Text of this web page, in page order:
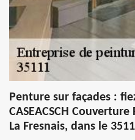
Penture sur façades :
CASEACSCH
La Fresnais, dans le